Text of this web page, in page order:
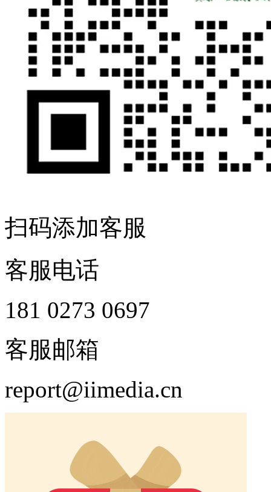
扫码添加客服
客服电话
181 0273 0697
客服邮箱
report@iimedia.cn